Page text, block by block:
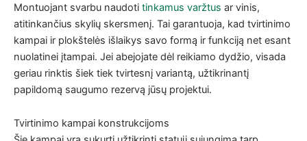
Montuojant svarbu naudoti tinkamus varžtus ar vinis,
atitinkančius skylių skersmenį. Tai garantuoja, kad tvirtinimo
kampai ir plokštelės išlaikys savo formą ir funkciją net esant
nuolatinei įtampai. Jei abejojate dėl reikiamo dydžio, visada
geriau rinktis šiek tiek tvirtesnį variantą, užtikrinantį
papildomą saugumo rezervą jūsų projektui.
Tvirtinimo kampai konstrukcijoms